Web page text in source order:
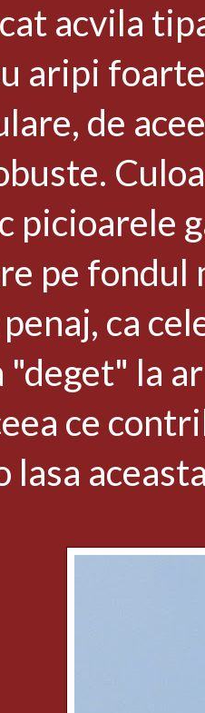
acvila
aripi
de
picioarele
pe fondul
ca
"deget" la
ce
lasa